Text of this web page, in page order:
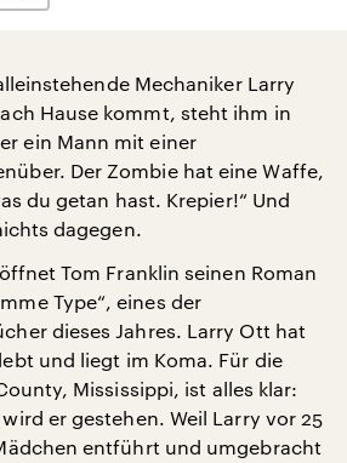
Mechaniker Larry
Hause kommt, steht ihm in
ein Mann mit einer
Der Zombie hat eine Waffe,
du getan hast. Krepier!“ Und
dagegen.
Tom Franklin seinen Roman
Type“, eines der
dieses Jahres. Larry Ott hat
und liegt im Koma. Für die
Mississippi, ist alles klar:
er gestehen. Weil Larry vor 25
entführt und umgebracht